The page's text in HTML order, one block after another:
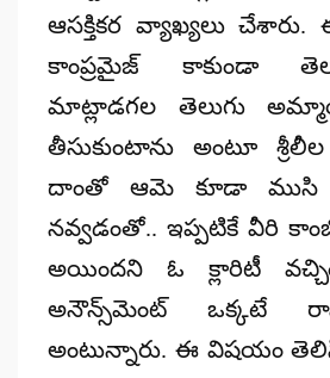
ఆసక్తికర వ్యాఖ్యలు
కాంప్రమైజ్‌ కాకుండా
మాట్లాడగల తెలుగు
తీసుకుంటాను అంటూ
దాంతో ఆమె కూడా ముసి
నవ్వడంతో.. ఇప్పటికే వీరి
అయిందని ఓ క్లారిటీ
అనౌన్స్‌మెంట్ ఒక్కటే
అంటున్నారు. ఈ విషయం తెలిసి